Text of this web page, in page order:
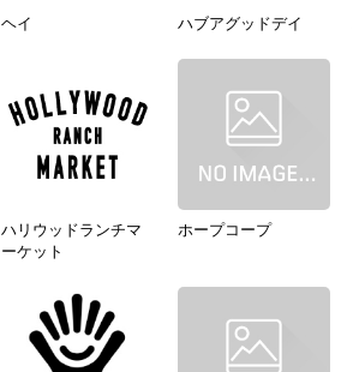
ヘイ ハブアグッドデイ
ハリウッドランチマ
ーケット
ホープコープ